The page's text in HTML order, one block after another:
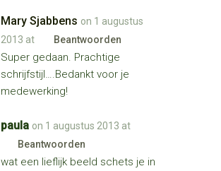
Mary Sjabbens on 1 augustus
2013 at
Beantwoorden
Super gedaan. Prachtige
schrijfstijl….Bedankt voor je
medewerking!
paula on 1 augustus 2013 at
Beantwoorden
wat een lieflijk beeld schets je in